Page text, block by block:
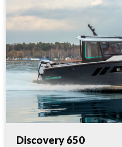
Discovery 650